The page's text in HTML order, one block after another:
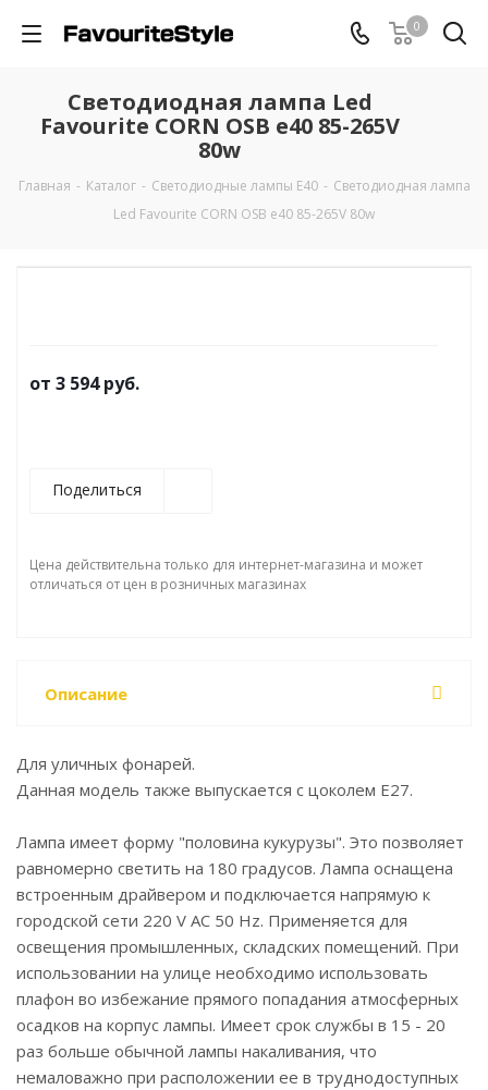
0
Светодиодная лампа Led
Favourite CORN OSB e40 85-265V
80w
Главная - Каталог - Светодиодные лампы Е40 - Светодиодная лампа
Led Favourite CORN OSB e40 85-265V 80w
от 3 594 руб.
Поделиться
Цена действительна только для интернет-магазина и может
отличаться от цен в розничных магазинах
Описание
Для уличных фонарей.
Данная модель также выпускается с цоколем Е27.
Лампа имеет форму "половина кукурузы". Это позволяет
равномерно светить на 180 градусов. Лампа оснащена
встроенным драйвером и подключается напрямую к
городской сети 220 V AC 50 Hz. Применяется для
освещения промышленных, складских помещений. При
использовании на улице необходимо использовать
плафон во избежание прямого попадания атмосферных
осадков на корпус лампы. Имеет срок службы в 15 - 20
раз больше обычной лампы накаливания, что
немаловажно при расположении ее в труднодоступных